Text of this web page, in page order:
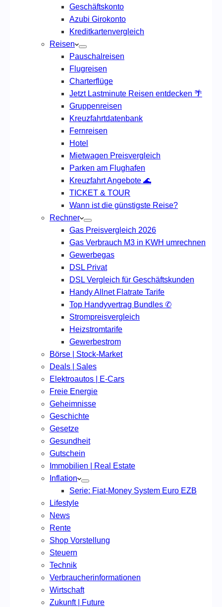
Geschäftskonto
Azubi Girokonto
Kreditkartenvergleich
Reisen
Pauschalreisen
Flugreisen
Charterflüge
Jetzt Lastminute Reisen entdecken 🌴
Gruppenreisen
Kreuzfahrtdatenbank
Fernreisen
Hotel
Mietwagen Preisvergleich
Parken am Flughafen
Kreuzfahrt Angebote 🌊
TICKET & TOUR
Wann ist die günstigste Reise?
Rechner
Gas Preisvergleich 2026
Gas Verbrauch M3 in KWH umrechnen
Gewerbegas
DSL Privat
DSL Vergleich für Geschäftskunden
Handy Allnet Flatrate Tarife
Top Handyvertrag Bundles ✆
Strompreisvergleich
Heizstromtarife
Gewerbestrom
Börse | Stock-Market
Deals | Sales
Elektroautos | E-Cars
Freie Energie
Geheimnisse
Geschichte
Gesetze
Gesundheit
Gutschein
Immobilien | Real Estate
Inflation
Serie: Fiat-Money System Euro EZB
Lifestyle
News
Rente
Shop Vorstellung
Steuern
Technik
Verbraucherinformationen
Wirtschaft
Zukunft | Future